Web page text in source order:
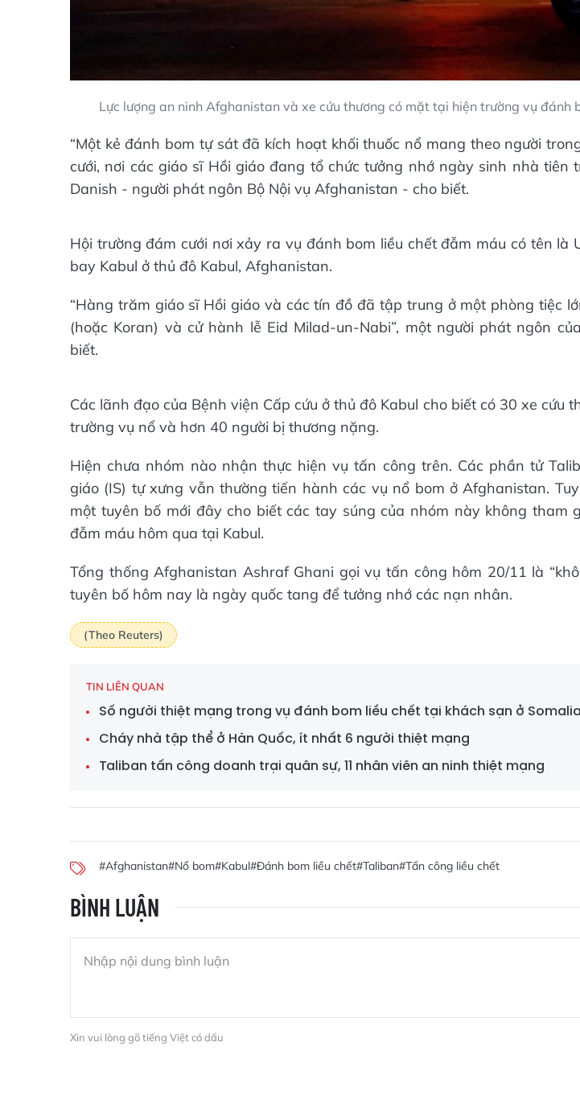
Lực lượng an ninh Afghanistan và xe cứu thương có mặt tại hiện trường vụ đánh
“Một kẻ đánh bom tự sát đã kích hoạt khối thuốc nổ mang theo người
cưới, nơi các giáo sĩ Hồi giáo đang tổ chức tưởng nhớ ngày sinh nhà tiên
Danish - người phát ngôn Bộ Nội vụ Afghanistan - cho biết.
Hội trường đám cưới nơi xảy ra vụ đánh bom liều chết đẫm máu có tên là
bay Kabul ở thủ đô Kabul, Afghanistan.
“Hàng trăm giáo sĩ Hồi giáo và các tín đồ đã tập trung ở một phòng tiệc
(hoặc Koran) và cử hành lễ Eid Milad-un-Nabi”, một người phát ngôn
biết.
Các lãnh đạo của Bệnh viện Cấp cứu ở thủ đô Kabul cho biết có 30 xe cứu
trường vụ nổ và hơn 40 người bị thương nặng.
Hiện chưa nhóm nào nhận thực hiện vụ tấn công trên. Các phần tử
giáo (IS) tự xưng vẫn thường tiến hành các vụ nổ bom ở Afghanistan.
một tuyên bố mới đây cho biết các tay súng của nhóm này không tham
đẫm máu hôm qua tại Kabul.
Tổng thống Afghanistan Ashraf Ghani gọi vụ tấn công hôm 20/11 là
tuyên bố hôm nay là ngày quốc tang để tưởng nhớ các nạn nhân.
(Theo Reuters)
TIN LIÊN QUAN
Số người thiệt mạng trong vụ đánh bom liều chết tại khách sạn ở
Cháy nhà tập thể ở Hàn Quốc, ít nhất 6 người thiệt mạng
Taliban tấn công doanh trại quân sự, 11 nhân viên an ninh thiệt mạng
#Afghanistan#Nổ bom#Kabul#Đánh bom liều chết#Taliban#Tấn công liều chết
BÌNH LUẬN
Xin vui lòng gõ tiếng Việt có dấu